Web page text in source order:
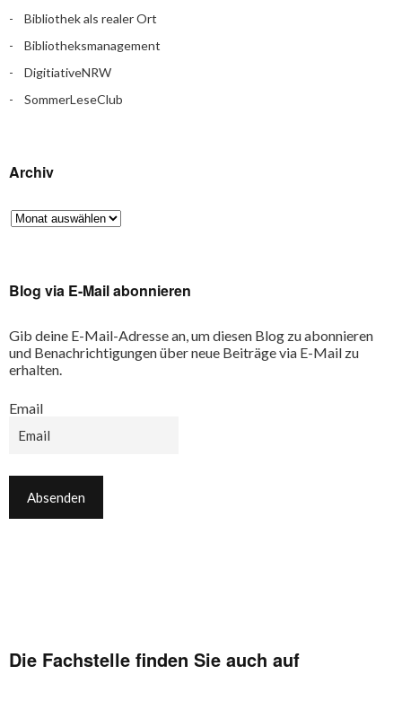
Bibliothek als realer Ort
Bibliotheksmanagement
DigitiativeNRW
SommerLeseClub
Archiv
Blog via E-Mail abonnieren
Gib deine E-Mail-Adresse an, um diesen Blog zu abonnieren
und Benachrichtigungen über neue Beiträge via E-Mail zu
erhalten.
Email
Die Fachstelle finden Sie auch auf